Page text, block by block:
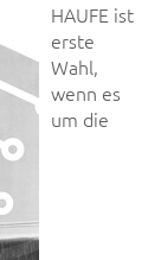
HAUFE ist
erste
Wahl,
wenn es
um die